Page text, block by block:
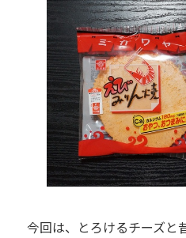
今回は、とろけるチーズと